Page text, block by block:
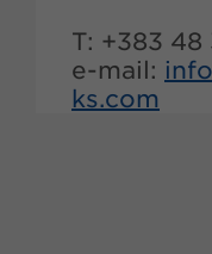
T: +383 48
e-mail:
ks.com